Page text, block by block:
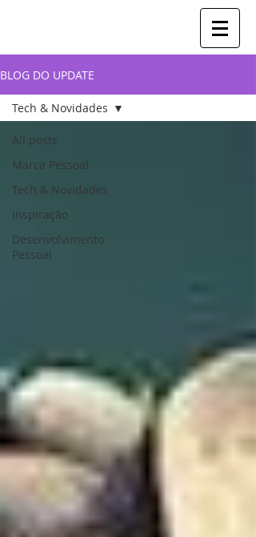
BLOG DO UPDATE
All posts
Marca Pessoal
Tech & Novidades
Inspiração
Desenvolvimento
Pessoal
Tech & Novidades